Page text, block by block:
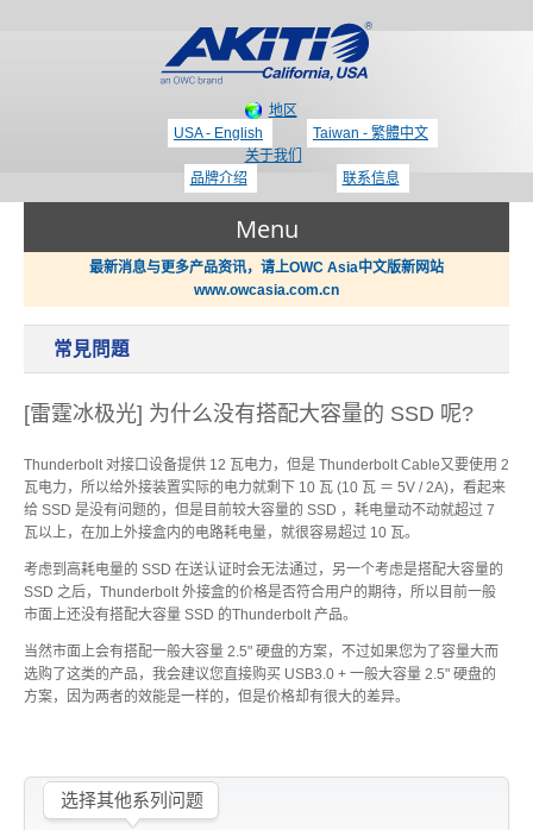
地区
USA - English
Taiwan - 繁體中文
关于我们
品牌介绍
联系信息
Menu
显示适配器 / PCIe 扩展盒
USB3.1 专区
携带型 - 储存区
桌上型 - 储存区
哪里买？
历程
最新消息与更多产品资讯，请上OWC Asia中文版新网站
www.owcasia.com.cn
常見問題
[雷霆冰极光] 为什么没有搭配大容量的 SSD 呢?
Thunderbolt 对接口设备提供 12 瓦电力，但是 Thunderbolt Cable又要使用 2
瓦电力，所以给外接装置实际的电力就剩下 10 瓦 (10 瓦 ＝ 5V / 2A)，看起来
给 SSD 是没有问题的，但是目前较大容量的 SSD ，耗电量动不动就超过 7
瓦以上，在加上外接盒内的电路耗电量，就很容易超过 10 瓦。
考虑到高耗电量的 SSD 在送认证时会无法通过，另一个考虑是搭配大容量的
SSD 之后，Thunderbolt 外接盒的价格是否符合用户的期待，所以目前一般
市面上还没有搭配大容量 SSD 的Thunderbolt 产品。
当然市面上会有搭配一般大容量 2.5" 硬盘的方案，不过如果您为了容量大而
选购了这类的产品，我会建议您直接购买 USB3.0 + 一般大容量 2.5" 硬盘的
方案，因为两者的效能是一样的，但是价格却有很大的差异。
选择其他系列问题